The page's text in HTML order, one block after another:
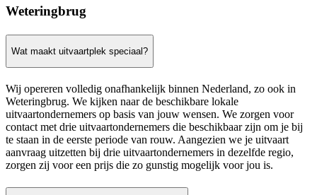
Weteringbrug
Wat maakt uitvaartplek speciaal?
Wij opereren volledig onafhankelijk binnen Nederland, zo ook in
Weteringbrug. We kijken naar de beschikbare lokale
uitvaartondernemers op basis van jouw wensen. We zorgen voor
contact met drie uitvaartondernemers die beschikbaar zijn om je bij
te staan in de eerste periode van rouw. Aangezien we je uitvaart
aanvraag uitzetten bij drie uitvaartondernemers in dezelfde regio,
zorgen zij voor een prijs die zo gunstig mogelijk voor jou is.